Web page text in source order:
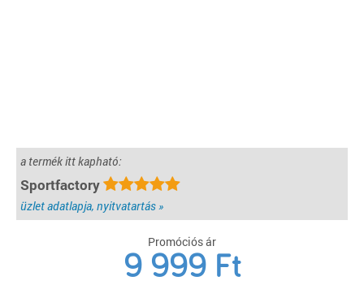
a termék itt kapható:
Sportfactory
üzlet adatlapja, nyitvatartás »
Promóciós ár
9 999 Ft